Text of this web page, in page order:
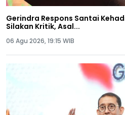
Gerindra Respons Santai
Silakan Kritik, Asal...
06 Agu 2026, 19:15 WIB